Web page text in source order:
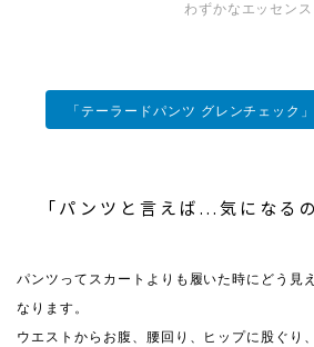
わずかなエッセンス
「テーラードパンツ グレンチェック
「パンツと言えば...気になる
パンツってスカートよりも履いた時にどう見
なります。
ウエストからお腹、腰回り、ヒップに股ぐり